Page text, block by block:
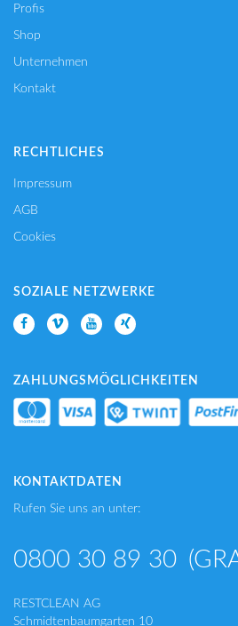
Profis
Shop
Unternehmen
Kontakt
RECHTLICHES
Impressum
AGB
Cookies
SOZIALE NETZWERKE
ZAHLUNGSMÖGLICHKEITEN
KONTAKTDATEN
Rufen Sie uns an unter:
0800 30 89 30
RESTCLEAN AG
Schmidtenbaumgarten 10